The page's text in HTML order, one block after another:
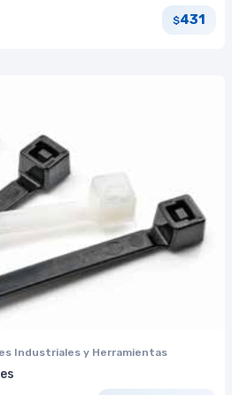
$431
Industriales y Herramientas